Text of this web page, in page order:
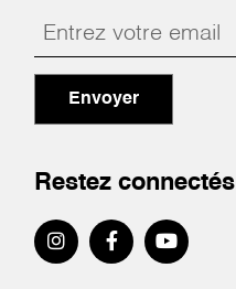
Envoyer
Restez connectés